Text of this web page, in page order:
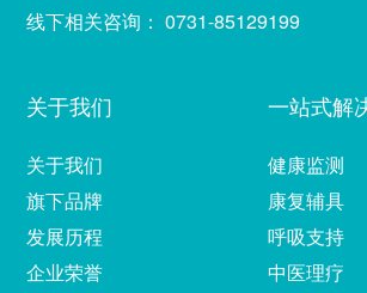
线下相关咨询：0731-85129199
关于我们
关于我们
旗下品牌
发展历程
企业荣誉
一站式解
健康监测
康复辅具
呼吸支持
中医理疗